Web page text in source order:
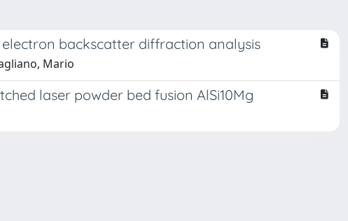
backscatter diffraction analysis
Mario
laser powder bed fusion AlSi10Mg